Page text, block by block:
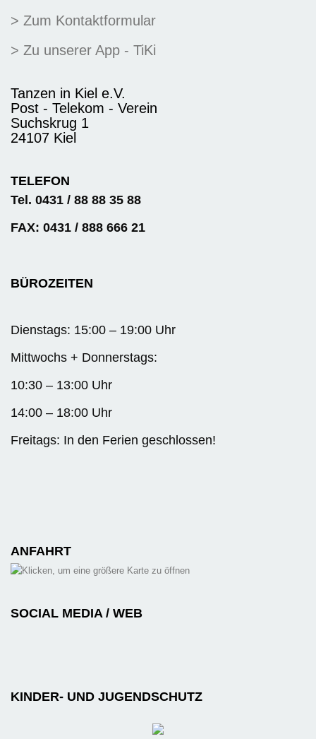
> Zum Kontaktformular
> Zu unserer App - TiKi
Tanzen in Kiel e.V.
Post - Telekom - Verein
Suchskrug 1
24107 Kiel
TELEFON
Tel. 0431 / 88 88 35 88
FAX: 0431 / 888 666 21
BÜROZEITEN
Dienstags: 15:00 – 19:00 Uhr
Mittwochs + Donnerstags:
10:30 – 13:00 Uhr
14:00 – 18:00 Uhr
Freitags: In den Ferien geschlossen!
ANFAHRT
SOCIAL MEDIA / WEB
KINDER- UND JUGENDSCHUTZ